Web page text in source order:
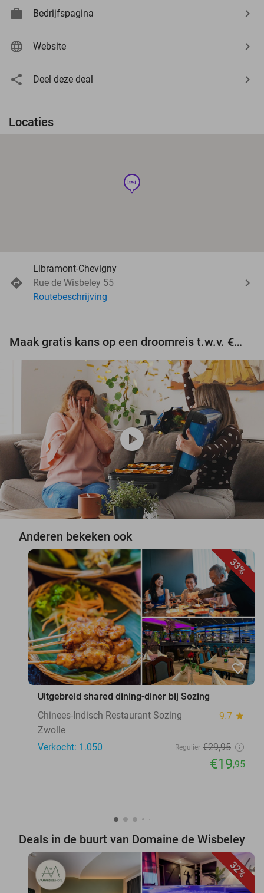
Bedrijfspagina
Website
Deel deze deal
Locaties
hotel
Libramont-Chevigny
Rue de Wisbeley 55
Routebeschrijving
Maak gratis kans op een droomreis t.w.v. €3.000!
play_circle
Anderen bekeken ook
33%
favorite_border
Uitgebreid shared dining-diner bij Sozing
Chinees-Indisch Restaurant Sozing
9.7 star
Zwolle
Verkocht: 1.050
Regulier €29,95
€19,95
Deals in de buurt van Domaine de Wisbeley
32%